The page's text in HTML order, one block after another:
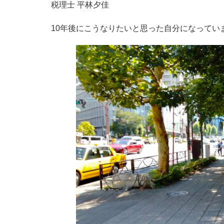
税理士 平林夕佳
10年後にこうなりたいと思った自分になってい